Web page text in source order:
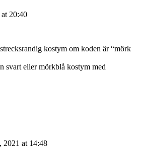
20:40
kostym om koden är “mörk
svart eller mörkblå kostym med
2021 at 14:48